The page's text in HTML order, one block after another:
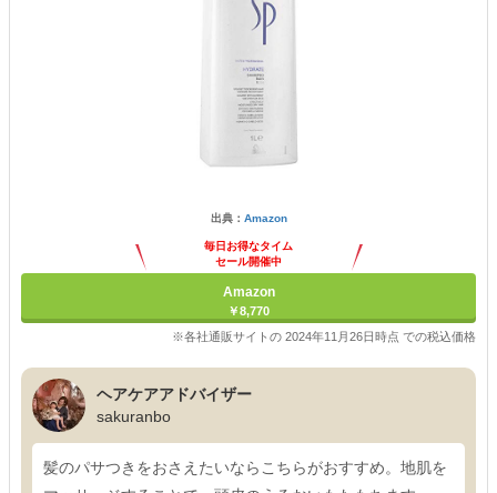
出典： Amazon
毎日お得なタイム
セール開催中
Amazon
￥8,770
※各社通販サイトの 2024年11月26日時点 での税込価格
ヘアケアアドバイザー
sakuranbo
髪のパサつきをおさえたいならこちらがおすすめ。地肌を